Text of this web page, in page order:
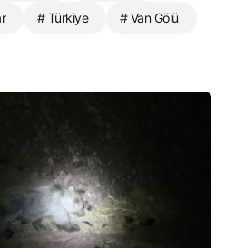
# Türkiye # Van Gölü